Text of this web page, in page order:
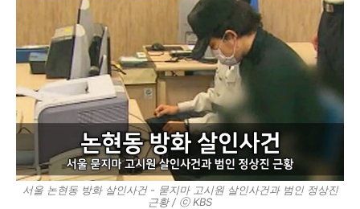
서울 논현동 방화 살인사건 - 묻지마 고시원 살인사건과 범인 정상진
근황 / ⓒ KBS